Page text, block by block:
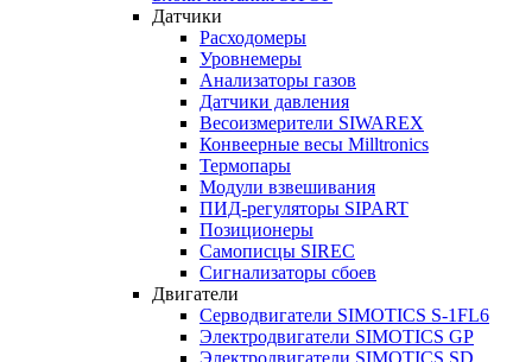
Датчики
Расходомеры
Уровнемеры
Анализаторы газов
Датчики давления
Весоизмерители SIWAREX
Конвеерные весы Milltronics
Термопары
Модули взвешивания
ПИД-регуляторы SIPART
Позиционеры
Самописцы SIREC
Сигнализаторы сбоев
Двигатели
Серводвигатели SIMOTICS S-1FL6
Электродвигатели SIMOTICS GP
Электродвигатели SIMOTICS SD